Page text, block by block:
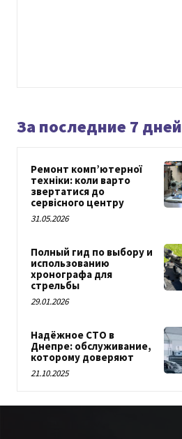
За последние 7 дней
Ремонт комп’ютерної
техніки: коли варто
звертатися до
сервісного центру
31.05.2026
Полный гид по выбору и
использованию
хронографа для
стрельбы
29.01.2026
Надёжное СТО в
Днепре: обслуживание,
которому доверяют
21.10.2025